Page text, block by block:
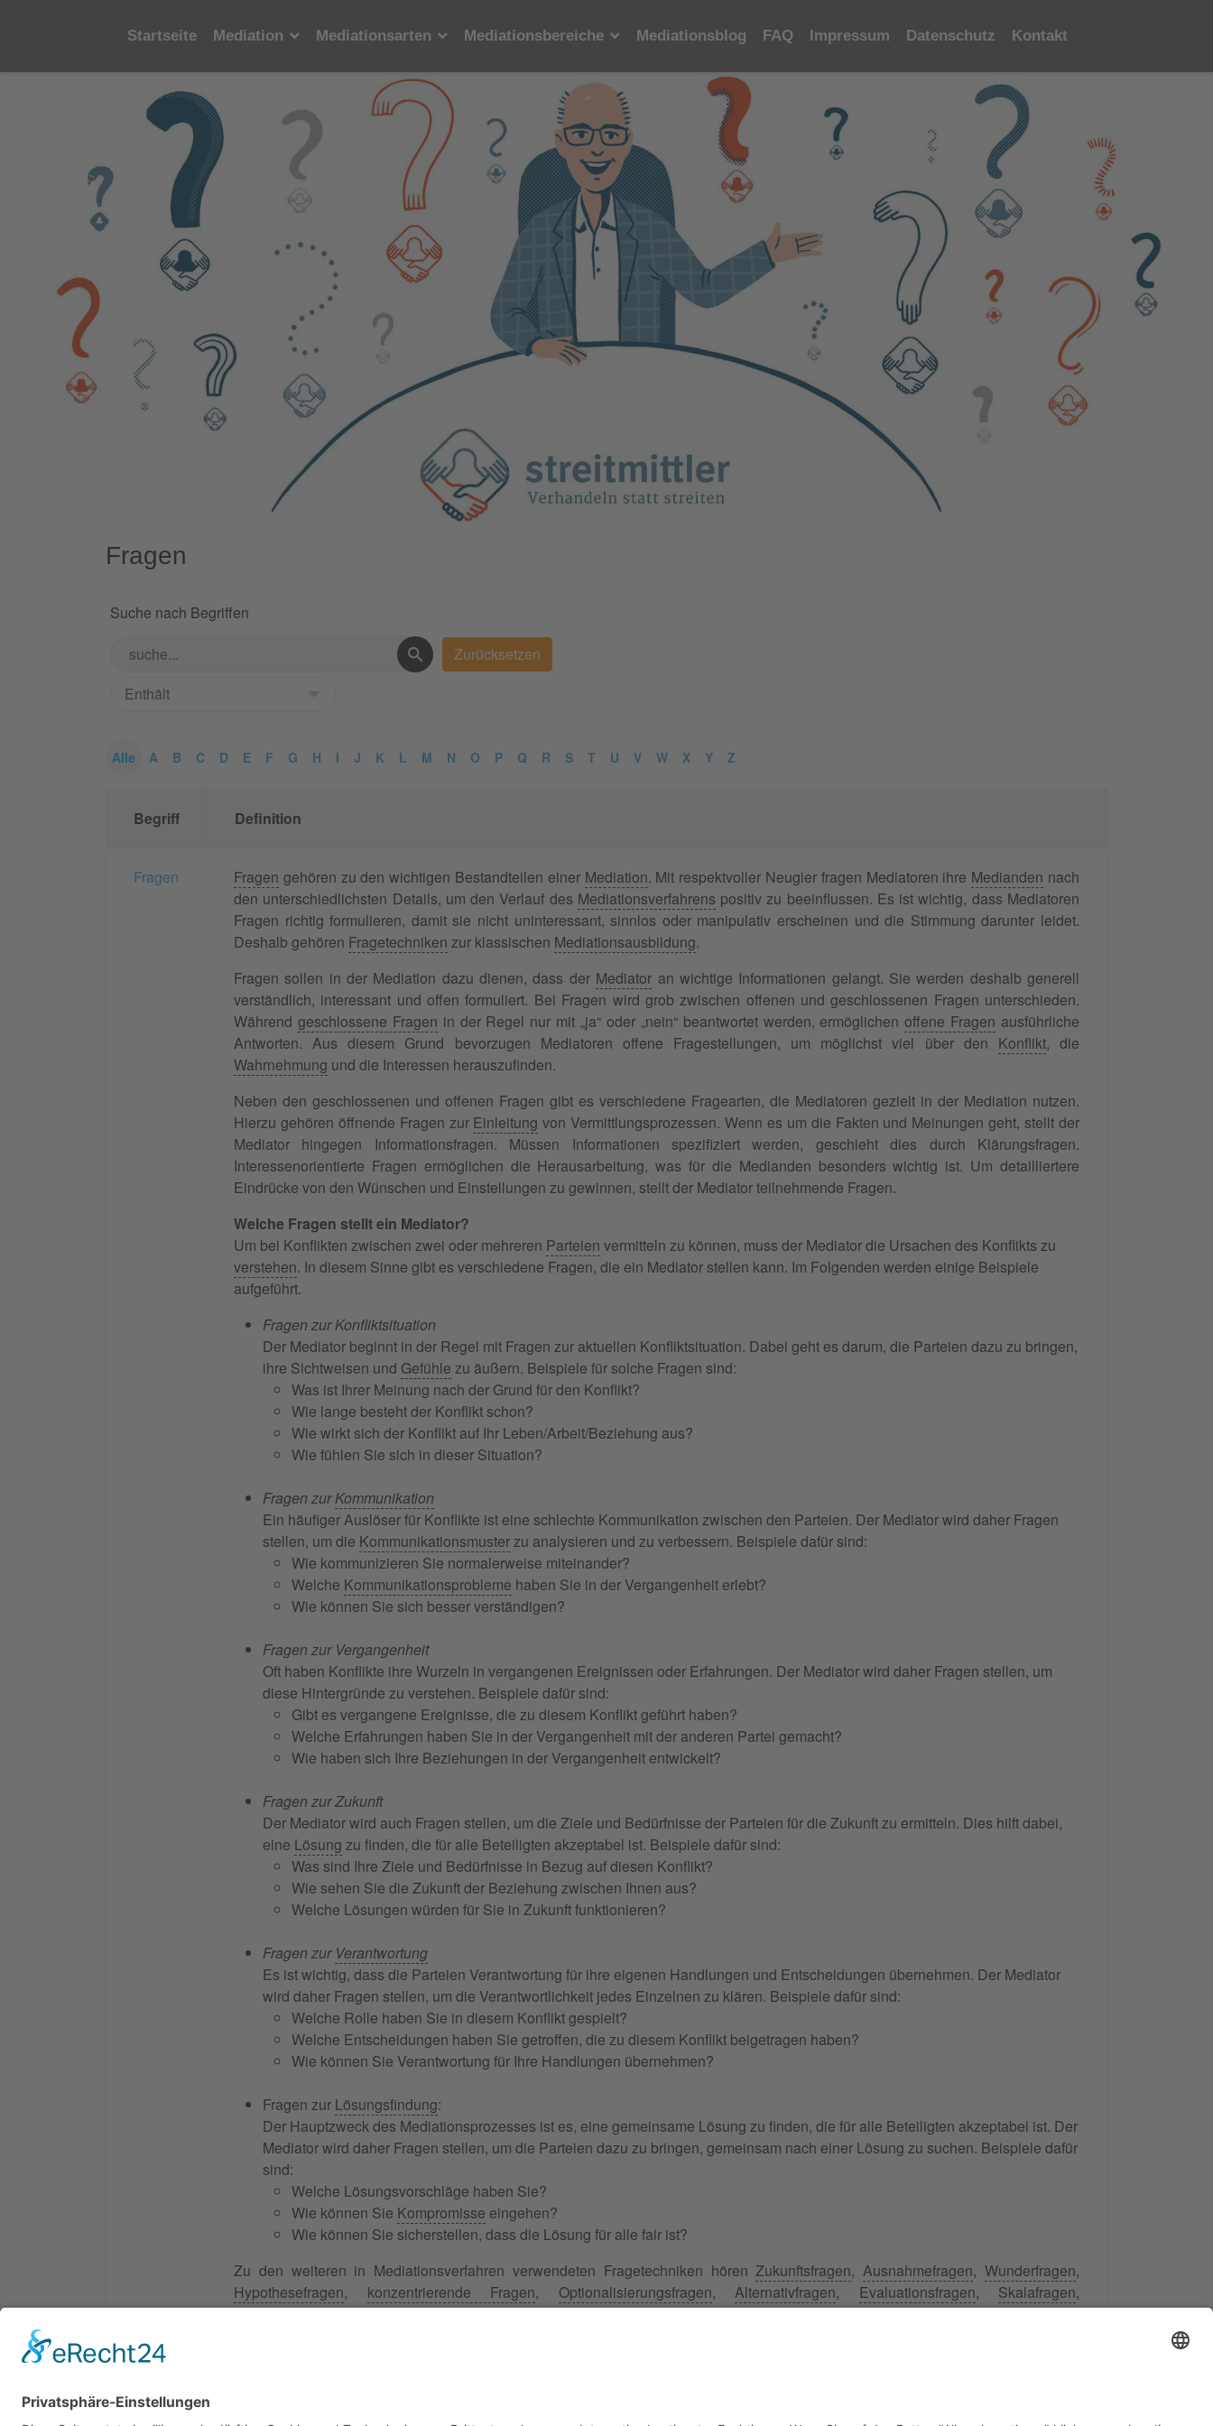
Startseite Mediation Mediationsarten Mediationsbereiche Mediationsblog FAQ Impressum Datenschutz Kontakt
Fragen
Suche nach Begriffen
Alle A B C D E F G H I J K L M N O P Q R S T U V W X Y Z
Begriff Definition
Fragen Fragen gehören zu den wichtigen Bestandteilen einer Mediation. Mit respektvoller Neugier fragen Mediatoren ihre Medianden nach
den unterschiedlichsten Details, um den Verlauf des Mediationsverfahrens positiv zu beeinflussen. Es ist wichtig, dass Mediatoren
Fragen richtig formulieren, damit sie nicht uninteressant, sinnlos oder manipulativ erscheinen und die Stimmung darunter leidet.
Deshalb gehören Fragetechniken zur klassischen Mediationsausbildung.
Fragen sollen in der Mediation dazu dienen, dass der Mediator an wichtige Informationen gelangt. Sie werden deshalb generell
verständlich, interessant und offen formuliert. Bei Fragen wird grob zwischen offenen und geschlossenen Fragen unterschieden.
Während geschlossene Fragen in der Regel nur mit „ja“ oder „nein“ beantwortet werden, ermöglichenoffene Fragen ausführliche
Antworten. Aus diesem Grund bevorzugen Mediatoren offene Fragestellungen, um möglichst viel über den Konflikt, die
Wahrnehmung und die Interessen herauszufinden.
Neben den geschlossenen und offenen Fragen gibt es verschiedene Fragearten, die Mediatoren gezielt in der Mediation nutzen.
Hierzu gehören öffnende Fragen zur Einleitung von Vermittlungsprozessen. Wenn es um die Fakten und Meinungen geht, stellt der
Mediator hingegen Informationsfragen. Müssen Informationen spezifiziert werden, geschieht dies durch Klärungsfragen.
Interessenorientierte Fragen ermöglichen die Herausarbeitung, was für die Medianden besonders wichtig ist. Um detailliertere
Eindrücke von den Wünschen und Einstellungen zu gewinnen, stellt der Mediator teilnehmende Fragen.
Welche Fragen stellt ein Mediator?
Um bei Konflikten zwischen zwei oder mehreren Parteien vermitteln zu können, muss der Mediator die Ursachen des Konflikts zu
verstehen. In diesem Sinne gibt es verschiedene Fragen, die ein Mediator stellen kann. Im Folgenden werden einige Beispiele
aufgeführt.
Fragen zur Konfliktsituation
Der Mediator beginnt in der Regel mit Fragen zur aktuellen Konfliktsituation. Dabei geht es darum, die Parteien dazu zu bringen,
ihre Sichtweisen und Gefühle zu äußern. Beispiele für solche Fragen sind:
Was ist Ihrer Meinung nach der Grund für den Konflikt?
Wie lange besteht der Konflikt schon?
Wie wirkt sich der Konflikt auf Ihr Leben/Arbeit/Beziehung aus?
Wie fühlen Sie sich in dieser Situation?
Fragen zurKommunikation
Ein häufiger Auslöser für Konflikte ist eine schlechte Kommunikation zwischen den Parteien. Der Mediator wird daher Fragen
stellen, um die Kommunikationsmusterzu analysieren und zu verbessern. Beispiele dafür sind:
Wie kommunizieren Sie normalerweise miteinander?
Welche Kommunikationsprobleme haben Sie in der Vergangenheit erlebt?
Wie können Sie sich besser verständigen?
Fragen zur Vergangenheit
Oft haben Konflikte ihre Wurzeln in vergangenen Ereignissen oder Erfahrungen. Der Mediator wird daher Fragen stellen, um
diese Hintergründe zu verstehen. Beispiele dafür sind:
Gibt es vergangene Ereignisse, die zu diesem Konflikt geführt haben?
Welche Erfahrungen haben Sie in der Vergangenheit mit der anderen Partei gemacht?
Wie haben sich Ihre Beziehungen in der Vergangenheit entwickelt?
Fragen zur Zukunft
Der Mediator wird auch Fragen stellen, um die Ziele und Bedürfnisse der Parteien für die Zukunft zu ermitteln. Dies hilft dabei,
eine Lösung zu finden, die für alle Beteiligten akzeptabel ist. Beispiele dafür sind:
Was sind Ihre Ziele und Bedürfnisse in Bezug auf diesen Konflikt?
Wie sehen Sie die Zukunft der Beziehung zwischen Ihnen aus?
Welche Lösungen würden für Sie in Zukunft funktionieren?
Fragen zur Verantwortung
Es ist wichtig, dass die Parteien Verantwortung für ihre eigenen Handlungen und Entscheidungen übernehmen. Der Mediator
wird daher Fragen stellen, um die Verantwortlichkeit jedes Einzelnen zu klären. Beispiele dafür sind:
Welche Rolle haben Sie in diesem Konflikt gespielt?
Welche Entscheidungen haben Sie getroffen, die zu diesem Konflikt beigetragen haben?
Wie können Sie Verantwortung für Ihre Handlungen übernehmen?
Fragen zur Lösungsfindung:
Der Hauptzweck des Mediationsprozesses ist es, eine gemeinsame Lösung zu finden, die für alle Beteiligten akzeptabel ist. Der
Mediator wird daher Fragen stellen, um die Parteien dazu zu bringen, gemeinsam nach einer Lösung zu suchen. Beispiele dafür
sind:
Welche Lösungsvorschläge haben Sie?
Wie können Sie Kompromisse eingehen?
Wie können Sie sicherstellen, dass die Lösung für alle fair ist?
Zu den weiteren in Mediationsverfahren verwendeten Fragetechniken hörenZukunftsfragen,Ausnahmefragen,Wunderfragen,
Hypothesefragen, konzentrierende Fragen, Optionalisierungsfragen, Alternativfragen, Evaluationsfragen, Skalafragen,
Verschlimmerungsfragen,lösungsorientierte Fragenundzirkuläre Fragen. Letztendlich nehmen Fragen und Fragetechniken einen